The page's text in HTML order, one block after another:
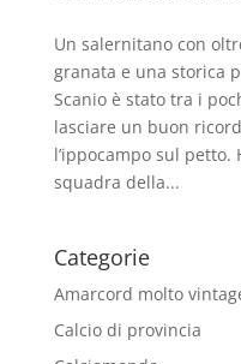
Un salernitano con
granata e una storica
Scanio è stato tra i
lasciare un buon
l’ippocampo sul
squadra della...
Categorie
Amarcord molto
Calcio di provincia